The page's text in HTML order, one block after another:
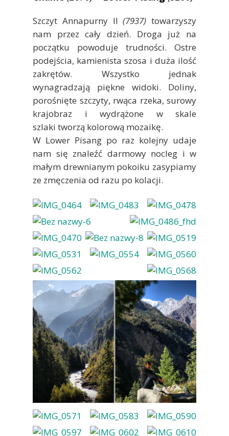
Szczyt Annapurny II(7937) towarzyszy
nam przez cały dzień. Droga już na
początku powoduje trudności. Ostre
podejścia, kamienista szosa i duża ilość
zakrętów. Wszystko jednak
wynagradzają piękne widoki. Doliny,
porośnięte szczyty, rwąca rzeka, surowy
krajobraz i wydrążone w skale
szlaki tworzą kolorową mozaikę.
W Lower Pisang po raz kolejny udaje
nam się znaleźć darmowy nocleg i w
małym drewnianym pokoiku zasypiamy
ze zmęczenia od razu po kolacji.